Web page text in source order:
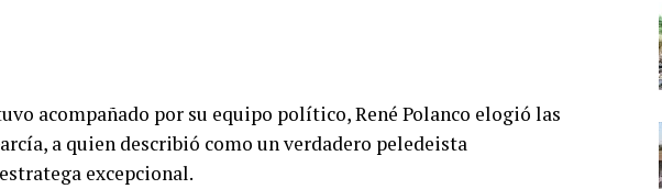
acompañado por su equipo político, René Polanco elogió las
a quien describió como un verdadero peledeista
excepcional.